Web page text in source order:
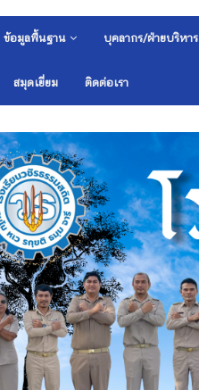
ข้อมูลพื้นฐาน บุคลากร/ฝ่ายบริหาร
สมุดเยี่ยม ติดต่อเรา